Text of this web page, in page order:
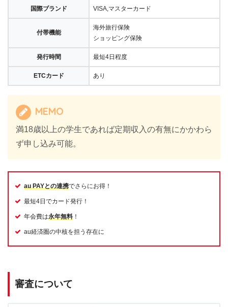
国際ブランド VISA,マスターカード
付帯機能
海外旅行保険
ショッピング保険
発行時間 最短4日程度
ETCカード あり
MEMO
満18歳以上の学生であれば定期収入の有無にかかわら
ず申し込み可能。
au PAYとの連携でさらにお得！
最短4日でカード発行！
年会費は永年無料 ！
au経済圏の中核を担う存在に
審査について